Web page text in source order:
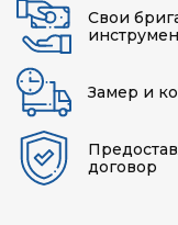
Свои
Замер и
договор